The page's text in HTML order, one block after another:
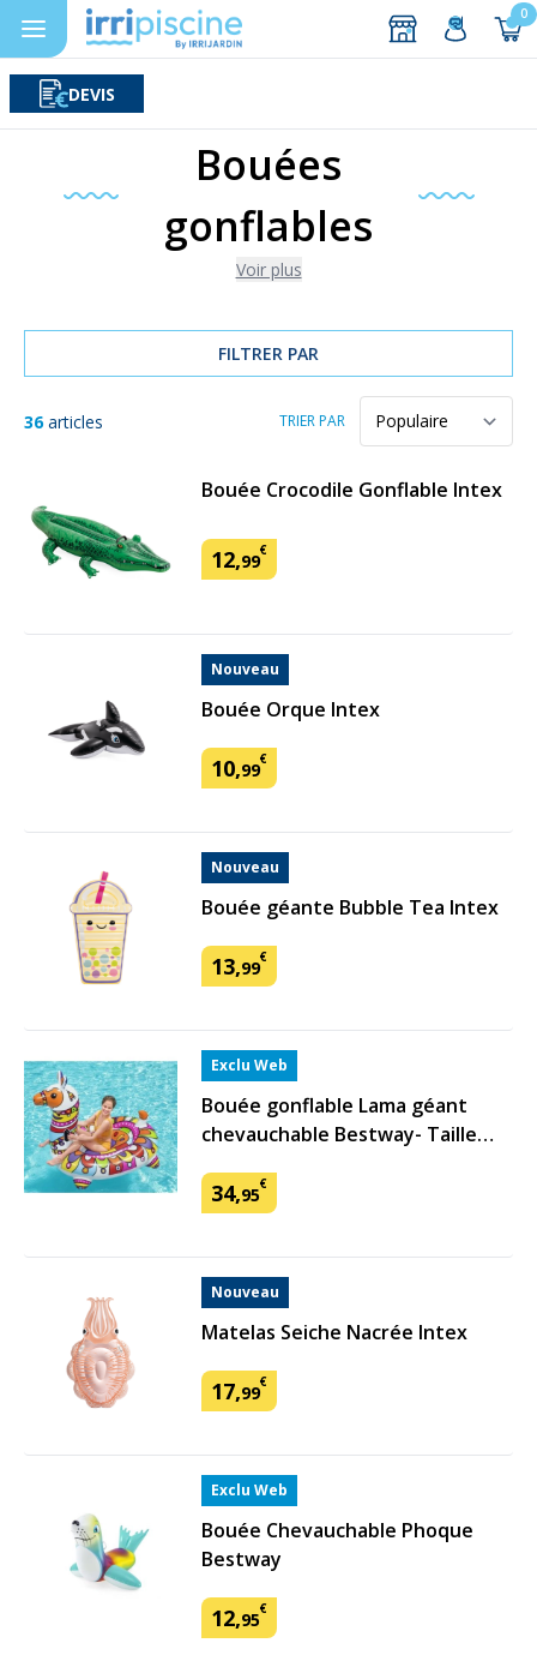
0
DEVIS
Bouées
gonflables
Voir plus
FILTRER PAR
TRIER PAR
36articles
Bouée Crocodile Gonflable Intex
12,99€
Nouveau
Bouée Orque Intex
10,99€
Nouveau
Bouée géante Bubble Tea Intex
13,99€
Exclu Web
Bouée gonflable Lama géant
chevauchable Bestway- Taille
34,95€
Nouveau
Matelas Seiche Nacrée Intex
17,99€
Exclu Web
Bouée Chevauchable Phoque
Bestway
12,95€